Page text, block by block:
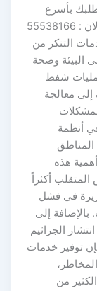
طلبك بأسرع
وقت ممكن وبأعلى جودة.. خلك معانا! اتصل الان : 55538166
التنكر من
البيئة وصحة
شفط
معالجة
أنظمة
المناطق
هذه
أكثراً
في فشل
إلى
الجراثيم
توفير خدمات
من